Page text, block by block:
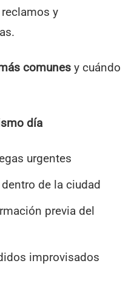
y
comunes y cuándo
día
urgentes
de la ciudad
previa del
improvisados